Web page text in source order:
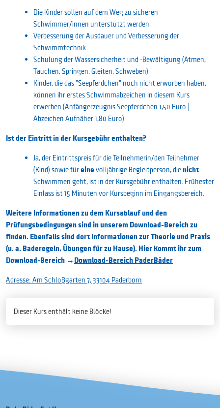
Die Kinder sollen auf dem Weg zu sicheren
Schwimmer/innen unterstützt werden
Verbesserung der Ausdauer und Verbesserung der
Schwimmtechnik
Schulung der Wassersicherheit und -Bewältigung (Atmen,
Tauchen, Springen, Gleiten, Schweben)
Kinder, die das "Seepferdchen" noch nicht erworben haben,
können ihr erstes Schwimmabzeichen in diesem Kurs
erwerben (Anfängerzeugnis Seepferdchen 1,50 Euro |
Abzeichen Aufnäher 1,80 Euro)
Ist der Eintritt in der Kursgebühr enthalten?
Ja, der Eintrittspreis für die Teilnehmerin/den Teilnehmer
(Kind) sowie füreine volljährige Begleitperson, dienicht
Schwimmen geht, ist in der Kursgebühr enthalten. Frühester
Einlass ist 15 Minuten vor Kursbeginn im Eingangsbereich.
Weitere Informationen zu dem Kursablauf und den
Prüfungsbedingungen sind in unserem Download-Bereich zu
finden. Ebenfalls sind dort Informationen zur Theorie und Praxis
(u. a. Baderegeln, Übungen für zu Hause). Hier kommt ihr zum
Download-Bereich →Download-Bereich PaderBäder
Adresse: Am Schloßgarten 7, 33104 Paderborn
Dieser Kurs enthält keine Blöcke!